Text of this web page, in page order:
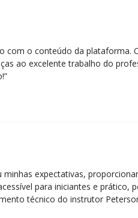
com o conteúdo da
ao excelente trabalho do
minhas expectativas,
para iniciantes e
técnico do instrutor
facilitou o aprendizado e